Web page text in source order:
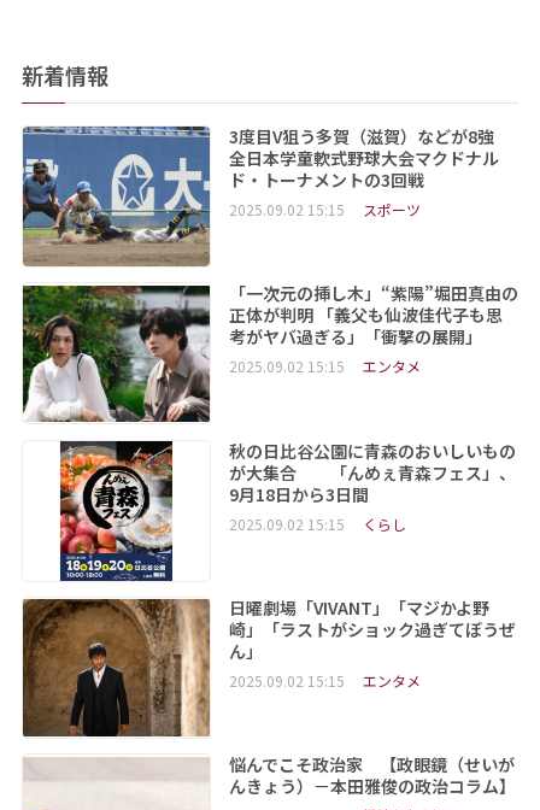
新着情報
3度目V狙う多賀（滋賀）などが8強
全日本学童軟式野球大会マクドナル
ド・トーナメントの3回戦
2025.09.02 15:15 スポーツ
「一次元の挿し木」“紫陽”堀田真由の
正体が判明 「義父も仙波佳代子も思
考がヤバ過ぎる」「衝撃の展開」
2025.09.02 15:15 エンタメ
秋の日比谷公園に青森のおいしいもの
が大集合 「んめぇ青森フェス」、
9月18日から3日間
2025.09.02 15:15 くらし
日曜劇場「VIVANT」「マジかよ野
崎」「ラストがショック過ぎてぼうぜ
ん」
2025.09.02 15:15 エンタメ
悩んでこそ政治家 【政眼鏡（せいが
んきょう）－本田雅俊の政治コラム】